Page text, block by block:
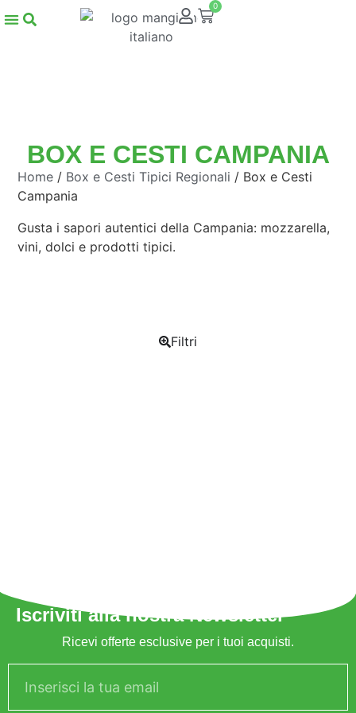
0
BOX E CESTI CAMPANIA
Home / Box e Cesti Tipici Regionali / Box e Cesti
Campania
Gusta i sapori autentici della Campania: mozzarella,
vini, dolci e prodotti tipici.
Filtri
Iscriviti alla nostra Newsletter
Ricevi offerte esclusive per i tuoi acquisti.